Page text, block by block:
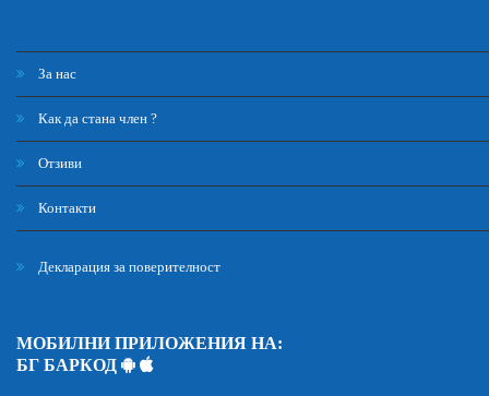
За нас
Как да стана член ?
Отзиви
Контакти
Декларация за поверителност
МОБИЛНИ ПРИЛОЖЕНИЯ НА:
БГ БАРКОД